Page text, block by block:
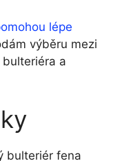
lépe
výběru mezi
a
bulteriér fena